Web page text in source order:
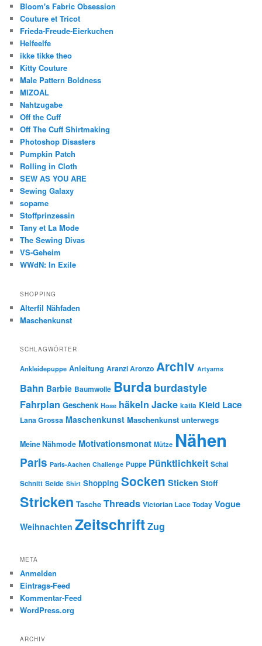
Bloom's Fabric Obsession
Couture et Tricot
Frieda-Freude-Eierkuchen
Helfeelfe
ikke tikke theo
Kitty Couture
Male Pattern Boldness
MIZOAL
Nahtzugabe
Off the Cuff
Off The Cuff Shirtmaking
Photoshop Disasters
Pumpkin Patch
Rolling in Cloth
SEW AS YOU ARE
Sewing Galaxy
sopame
Stoffprinzessin
Tany et La Mode
The Sewing Divas
VS-Geheim
WWdN: In Exile
SHOPPING
Alterfil Nähfaden
Maschenkunst
SCHLAGWÖRTER
Ankleidepuppe Anleitung Aranzi Aronzo Archiv Artyarns
Bahn Barbie Baumwolle Burda burdastyle
Fahrplan Geschenk Hose häkeln Jacke katia Kleid Lace
Lana Grossa Maschenkunst Maschenkunst unterwegs
Meine Nähmode Motivationsmonat Mütze Nähen
Paris Paris-Aachen Challenge Puppe Pünktlichkeit Schal
Schnitt Seide Shirt Shopping Socken Sticken Stoff
Stricken Tasche Threads Victorian Lace Today Vogue
Weihnachten ZeitschriftZug
META
Anmelden
Eintrags-Feed
Kommentar-Feed
WordPress.org
ARCHIV